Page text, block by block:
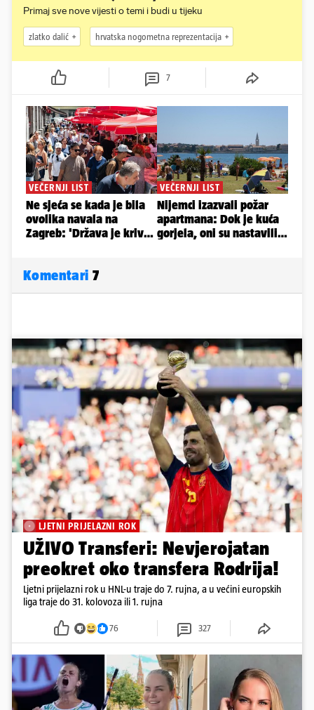
Primaj sve nove vijesti o temi i budi u tijeku
zlatko dalić hrvatska nogometna reprezentacija
7
Komentari 7
LJETNI PRIJELAZNI ROK
UŽIVO Transferi: Nevjerojatan
preokret oko transfera Rodrija!
Ljetni prijelazni rok u HNL-u traje do 7. rujna, a u većini europskih
liga traje do 31. kolovoza ili 1. rujna
76 327